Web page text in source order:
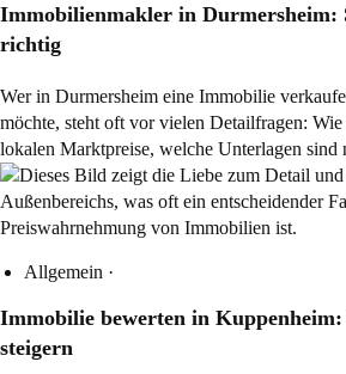
Immobilienmakler in Durmersheim:
richtig
Wer in Durmersheim eine Immobilie
möchte, steht oft vor vielen Detailfragen:
lokalen Marktpreise, welche Unterlagen
Allgemein ·
Immobilie bewerten in
steigern